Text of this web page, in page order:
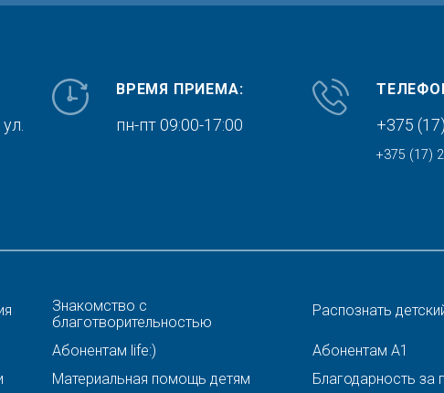
ул.
ВРЕМЯ ПРИЕМА:
пн-пт 09:00-17:00 +375
+375 (17)
Знакомство с
благотворительностью
Распознать
Абонентам life:) Абонентам A1
Материальная помощь детям Благодарность за